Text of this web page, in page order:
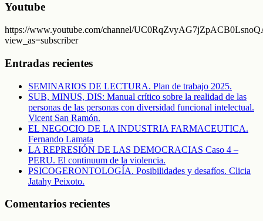
Youtube
https://www.youtube.com/channel/
view_as=subscriber
Entradas recientes
SEMINARIOS DE LECTURA. Plan de trabajo 2025.
SUB, MINUS, DIS: Manual crítico sobre la realidad de las
personas de las personas con diversidad funcional intelectual.
Vicent San Ramón.
EL NEGOCIO DE LA INDUSTRIA FARMACEUTICA.
Fernando Lamata
LA REPRESIÓN DE LAS DEMOCRACIAS Caso 4 –
PERU. El continuum de la violencia.
PSICOGERONTOLOGÍA. Posibilidades y desafíos. Clicia
Jatahy Peixoto.
Comentarios recientes